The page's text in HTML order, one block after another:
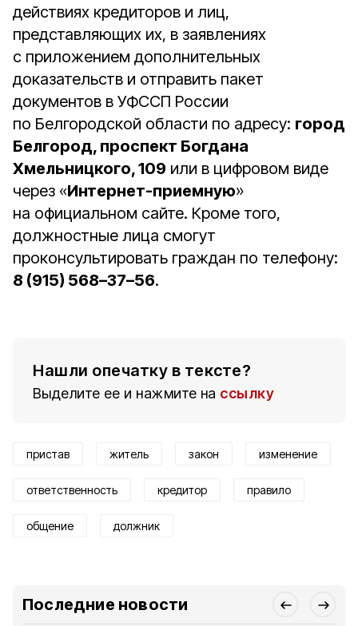
действиях кредиторов и лиц,
представляющих их, в заявлениях
с приложением дополнительных
доказательств и отправить пакет
документов в УФССП России
по Белгородской области по адресу: город
Белгород, проспект Богдана
Хмельницкого, 109 или в цифровом виде
через «Интернет-приемную»
на официальном сайте. Кроме того,
должностные лица смогут
проконсультировать граждан по телефону:
8 (915) 568–37–56.
Нашли опечатку в тексте?
Выделите ее и нажмите на ссылку
пристав житель закон изменение
ответственность кредитор правило
общение должник
Последние новости